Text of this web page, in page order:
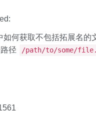
如何获取不包括拓展名的
径
/path/to/some/